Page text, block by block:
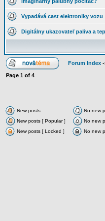
Vypadává cast elektroniky vozu
Digitálny ukazovateľ paliva a
Forum Index
Page 1 of 4
New posts No new
New posts [ Popular ]
No new
New posts [ Locked ]
No new